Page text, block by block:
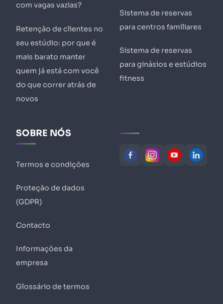
com vagas vazias?
Retenção de clientes no
seu estúdio: por que é
mais barato manter
quem já está com você
do que correr atrás de
novos
Sistema de reservas
para centros familiares
Sistema de reservas
para ginásios e estúdios
fitness
SOBRE NÓS
Termos e condições
Proteção de dados
(GDPR)
Contacto
Informações da
empresa
Glossário de termos